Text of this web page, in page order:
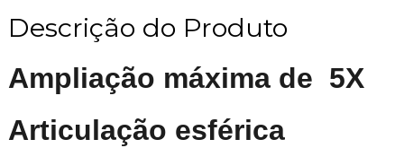
Descrição do Produto
Ampliação máxima de 5X
Articulação esférica